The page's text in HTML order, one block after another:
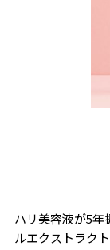
ハリ美容液が5年
ルエクストラク